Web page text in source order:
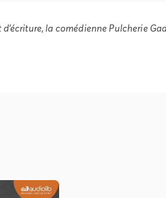
la comédienne Pulcherie